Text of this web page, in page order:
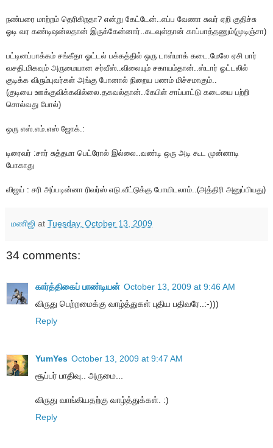
நண்பரை மாற்றம் தெரிகிறதா? என்று கேட்டேன்..எப்ப வேணா சுவர் ஏறி குதிச்சு
ஓடி வர கண்டிஷன்லதான் இருக்கேன்னார்..கடவுள்தான் காப்பாத்தணும்(முடிஞ்சா)
பட்டினப்பாக்கம் சங்கீதா ஓட்டல் பக்கத்தில் ஒரு டாஸ்மாக் கடை.மேலே ஏசி பார்
வசதி.மிகவும் அருமையான சர்வீஸ்..விலையும் சகாயம்தான்..ஸ்டார் ஓட்டலில்
குடிக்க விரும்புவர்கள் அங்கு போனால் நிறைய பணம் மிச்சமாகும்..
(குடியை ஊக்குவிக்கவில்லை.தகவல்தான்..கேபிள் சாப்பாட்டு கடையை பற்றி
சொல்வது போல்)
ஒரு எஸ்.எம்.எஸ் ஜோக்.:
டிரைவர் :சார் சுத்தமா பெட்ரோல் இல்லை..வண்டி ஒரு அடி கூட முன்னாடி
போகாது
விஜய் : சரி அப்படின்னா ரிவர்ஸ் எடு.வீட்டுக்கு போயிடலாம்..(அத்திரி அனுப்பியது)
மணிஜி at Tuesday, October 13, 2009
34 comments:
கார்த்திகைப் பாண்டியன் October 13, 2009 at 9:46 AM
விருது பெற்றமைக்கு வாழ்த்துகள் புதிய பதிவரே..:-)))
Reply
YumYes October 13, 2009 at 9:47 AM
சூப்பர் பாதிவு.. அருமை...
விருது வாங்கியதற்கு வாழ்த்துக்கள். :)
Reply